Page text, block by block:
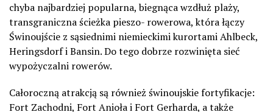
chyba najbardziej popularna, biegnąca wzdłuż plaży,
transgraniczna ścieżka pieszo- rowerowa, która łączy
Świnoujście z sąsiednimi niemieckimi kurortami Ahlbeck,
Heringsdorf i Bansin. Do tego dobrze rozwinięta sieć
wypożyczalni rowerów.
Całoroczną atrakcją są również świnoujskie fortyfikacje:
Fort Zachodni, Fort Anioła i Fort Gerharda, a także